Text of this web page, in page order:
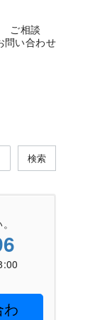
ご相談
問い合わせ
検索